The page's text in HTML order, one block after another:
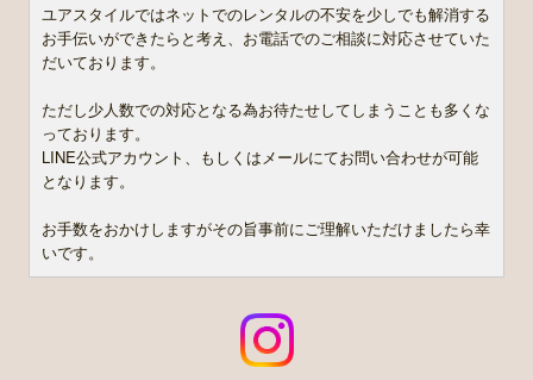
ユアスタイルではネットでのレンタルの不安を少しでも解消する
お手伝いができたらと考え、お電話でのご相談に対応させていた
だいております。
ただし少人数での対応となる為お待たせしてしまうことも多くな
っております。
LINE公式アカウント、もしくはメールにてお問い合わせが可能
となります。
お手数をおかけしますがその旨事前にご理解いただけましたら幸
いです。